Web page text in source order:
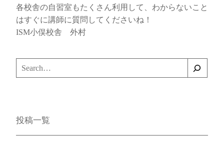
各校舎の自習室もたくさん利用して、わからないこと
はすぐに講師に質問してくださいね！
ISM小俣校舎 外村
検
索
投稿一覧